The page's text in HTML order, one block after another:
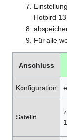
Hotbird
Für alle
Anschluss
Konfiguration
Satellit